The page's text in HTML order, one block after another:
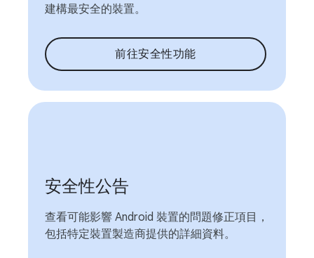
建構最安全的裝置。
前往安全性功能
安全性公告
查看可能影響 Android 裝置的問題修正項目，
包括特定裝置製造商提供的詳細資料。